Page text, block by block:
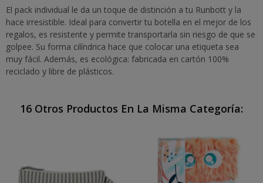
El pack individual le da un toque de distinción a tu Runbott y la
hace irresistible. Ideal para convertir tu botella en el mejor de los
regalos, es resistente y permite transportarla sin riesgo de que se
golpee. Su forma cilíndrica hace que colocar una etiqueta sea
muy fácil. Además, es ecológica: fabricada en cartón 100%
reciclado y libre de plásticos.
16 Otros Productos En La Misma Categoría: